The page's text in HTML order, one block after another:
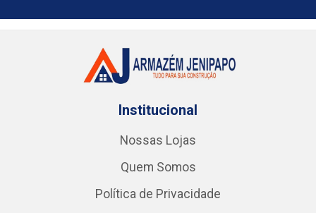
Institucional
Nossas Lojas
Quem Somos
Política de Privacidade